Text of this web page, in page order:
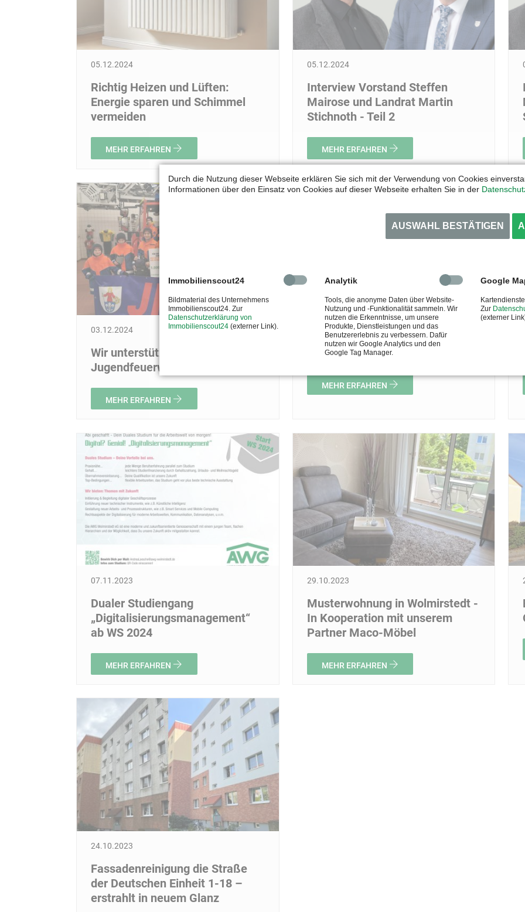
05.12.2024
Richtig Heizen und Lüften:
Energie sparen und Schimmel
vermeiden
MEHR ERFAHREN
05.12.2024
Interview Vorstand Steffen
Mairose und Landrat Martin
Stichnoth - Teil 2
MEHR ERFAHREN
03.12.2024
Wir unterstützen die
Jugendfeuerwehr
MEHR ERFAHREN
20.09.2024
Unser Fest der Nachbarn 2024
MEHR ERFAHREN
07.11.2023
Dualer Studiengang
„Digitalisierungsmanagement“
ab WS 2024
MEHR ERFAHREN
29.10.2023
Musterwohnung in Wolmirstedt -
In Kooperation mit unserem
Partner Maco-Möbel
MEHR ERFAHREN
24.10.2023
Fassadenreinigung die Straße
der Deutschen Einheit 1-18 –
erstrahlt in neuem Glanz
Durch die Nutzung dieser Webseite erklären Sie sich mit der Verwendung von Cookies
Informationen über den Einsatz von Cookies auf dieser Webseite erhalten Sie in der
AUSWAHL BESTÄTIGEN
Immobilienscout24
Bildmaterial des Unternehmens
Immobilienscout24. Zur
Datenschutzerklärung von
Immobilienscout24 (externer Link).
Analytik
Tools, die anonyme Daten über Website-
Nutzung und -Funktionalität sammeln. Wir
nutzen die Erkenntnisse, um unsere
Produkte, Dienstleistungen und das
Benutzererlebnis zu verbessern. Dafür
nutzen wir Google Analytics und den
Google Tag Manager.
Google
Zur
(externer